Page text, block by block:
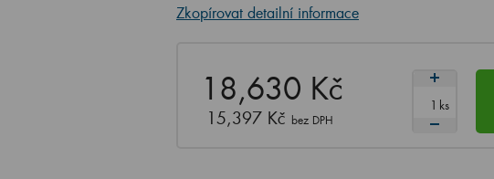
Zkopírovat detailní informace
18,630 Kč
15,397 Kč bez DPH
ks